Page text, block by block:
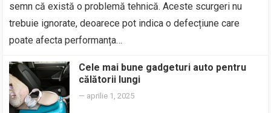
semn că există o problemă tehnică. Aceste scurgeri nu
trebuie ignorate, deoarece pot indica o defecțiune care
poate afecta performanța…
Cele mai bune gadgeturi auto pentru
călătorii lungi
— aprilie 1, 2025